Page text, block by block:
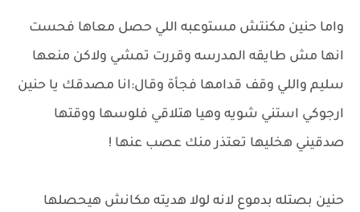
واما حنين مكنتش مستوعبه اللي حصل معاها فحست
انها مش طايقه المدرسه وقررت تمشي ولاكن منعها
سليم واللي وقف قدامها فجأة وقال:انا مصدقك يا حنين
ارجوكي استني شويه وهيا هتلاقي فلوسها ووقتها
صدقيني هخليها تعتذر منك عصب عنها !
حنين بصتله بدموع لانه لولا هديته مكانش هيحصلها